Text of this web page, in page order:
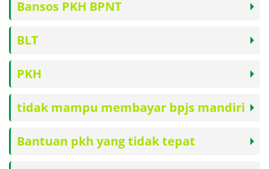
Bansos PKH BPNT
BLT
PKH
tidak mampu membayar bpjs mandiri
Bantuan pkh yang tidak tepat